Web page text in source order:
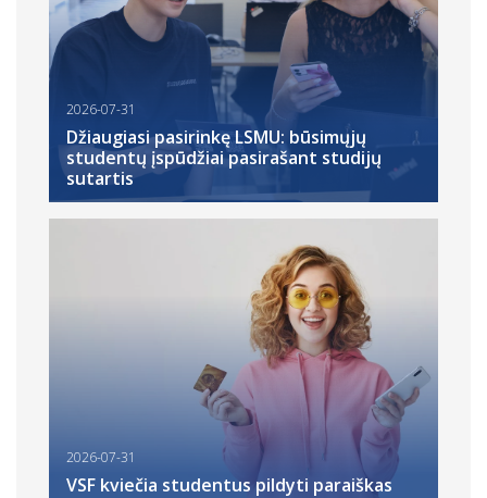
2026-07-31
Džiaugiasi pasirinkę LSMU: būsimųjų
studentų įspūdžiai pasirašant studijų
sutartis
2026-07-31
VSF kviečia studentus pildyti paraiškas